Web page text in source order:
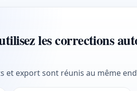
les corrections
et export sont réunis au même